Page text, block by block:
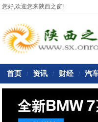
您好,欢迎您来陕西之窗!
首页 / 资讯 / 财经 / 汽